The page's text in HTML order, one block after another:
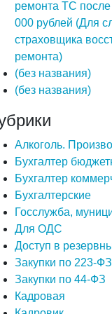
ремонта ТС
000 рублей (Для
страховщика
ремонта)
(без названия)
(без названия)
Алкоголь.
Бухгалтер
Бухгалтер
Бухгалтерские
Госслужба,
Для ОДС
Доступ в
Закупки по 223-ФЗ
Закупки по 44-ФЗ
Кадровая